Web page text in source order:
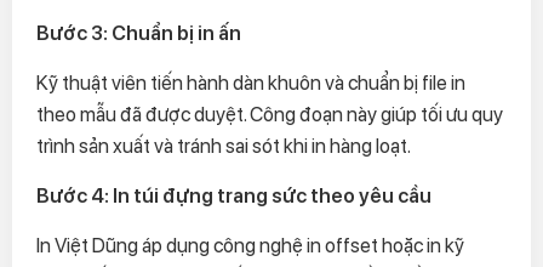
Bước 3: Chuẩn bị in ấn
Kỹ thuật viên tiến hành dàn khuôn và chuẩn bị file in
theo mẫu đã được duyệt. Công đoạn này giúp tối ưu quy
trình sản xuất và tránh sai sót khi in hàng loạt.
Bước 4: In túi đựng trang sức theo yêu cầu
In Việt Dũng áp dụng công nghệ in offset hoặc in kỹ